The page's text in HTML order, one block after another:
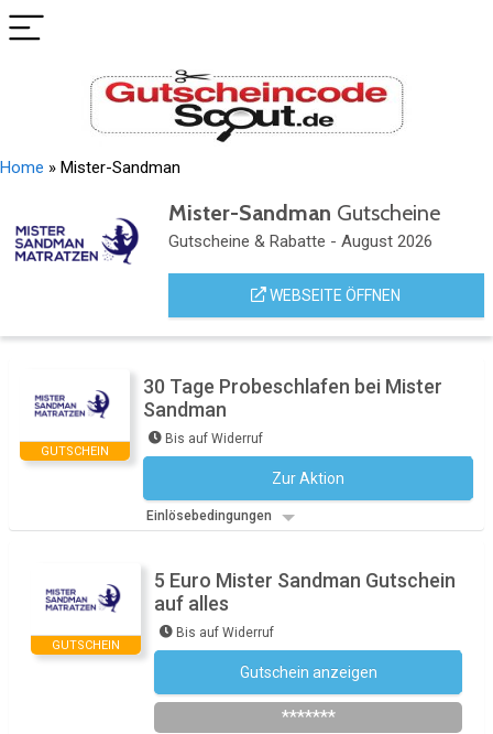
Home » Mister-Sandman
Mister-Sandman Gutscheine
Gutscheine & Rabatte - August 2026
WEBSEITE ÖFFNEN
GUTSCHEIN
30 Tage Probeschlafen bei Mister
Sandman
Bis auf Widerruf
Zur Aktion
Einlösebedingungen
GUTSCHEIN
5 Euro Mister Sandman Gutschein
auf alles
Bis auf Widerruf
Gutschein anzeigen
*******